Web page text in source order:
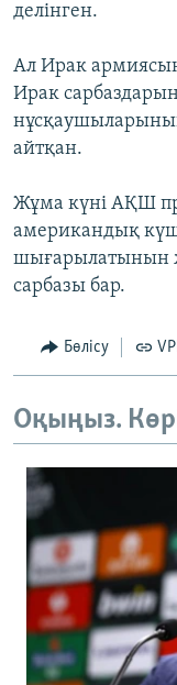
делінген.
Ал Ирак
Ирак
айтқан.
Жұма күні АҚШ
американдық
шығарылатынын
сарбазы бар.
Бөлісу
Оқыңыз.